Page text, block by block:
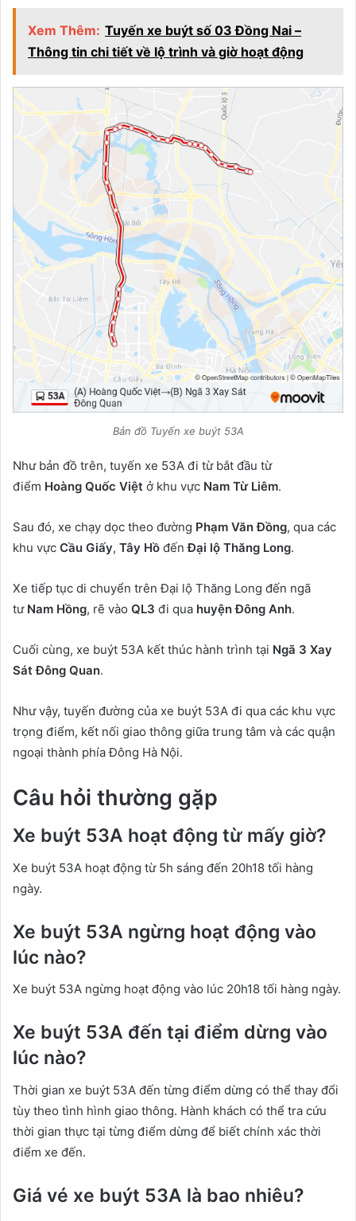
Xem Thêm: Tuyến xe buýt số 03 Đồng Nai –
Thông tin chi tiết về lộ trình và giờ hoạt động
Bản đồ Tuyến xe buýt 53A
Như bản đồ trên, tuyến xe 53A đi từ bắt đầu từ
điểm Hoàng Quốc Việt ở khu vực Nam Từ Liêm.
Sau đó, xe chạy dọc theo đường Phạm Văn Đồng, qua các
khu vực Cầu Giấy, Tây Hồ đếnĐại lộ Thăng Long.
Xe tiếp tục di chuyển trên Đại lộ Thăng Long đến ngã
tư Nam Hồng, rẽ vào QL3 đi qua huyện Đông Anh.
Cuối cùng, xe buýt 53A kết thúc hành trình tại Ngã 3 Xay
Sát Đông Quan.
Như vậy, tuyến đường của xe buýt 53A đi qua các khu vực
trọng điểm, kết nối giao thông giữa trung tâm và các quận
ngoại thành phía Đông Hà Nội.
Câu hỏi thường gặp
Xe buýt 53A hoạt động từ mấy giờ?
Xe buýt 53A hoạt động từ 5h sáng đến 20h18 tối hàng
ngày.
Xe buýt 53A ngừng hoạt động vào
lúc nào?
Xe buýt 53A ngừng hoạt động vào lúc 20h18 tối hàng ngày.
Xe buýt 53A đến tại điểm dừng vào
lúc nào?
Thời gian xe buýt 53A đến từng điểm dừng có thể thay đổi
tùy theo tình hình giao thông. Hành khách có thể tra cứu
thời gian thực tại từng điểm dừng để biết chính xác thời
điểm xe đến.
Giá vé xe buýt 53A là bao nhiêu?